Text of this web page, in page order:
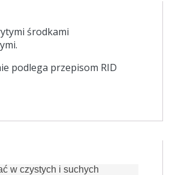
środkami
podlega przepisom RID
w czystych i suchych